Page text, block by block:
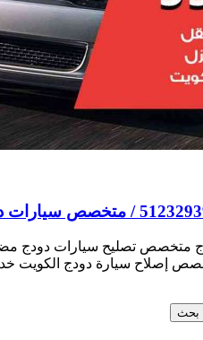
متخصص تصليح سيارات دودج
إصلاح سيارة دودج الكويت